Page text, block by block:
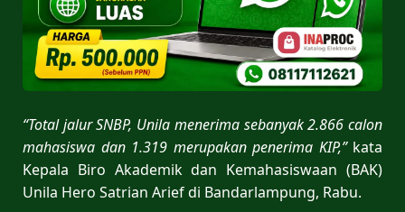
“Total jalur SNBP, Unila menerima sebanyak 2.866 calon
mahasiswa dan 1.319 merupakan penerima KIP,”kata
Kepala Biro Akademik dan Kemahasiswaan (BAK)
Unila Hero Satrian Arief di Bandarlampung, Rabu.